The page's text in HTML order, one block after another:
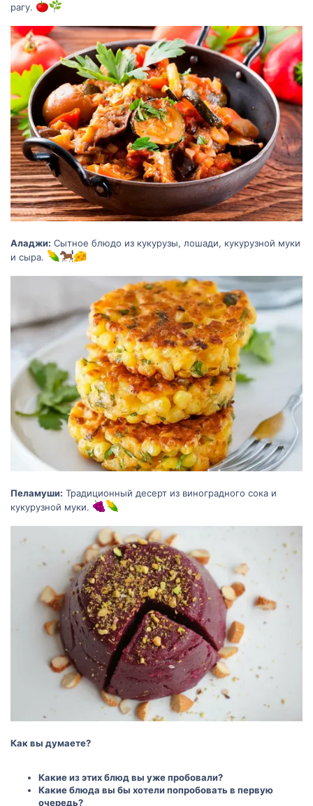
рагу.
Аладжи: Сытное блюдо из кукурузы, лошади, кукурузной муки
и сыра.
Пеламуши: Традиционный десерт из виноградного сока и
кукурузной муки.
Как вы думаете?
Какие из этих блюд вы уже пробовали?
Какие блюда вы бы хотели попробовать в первую
очередь?